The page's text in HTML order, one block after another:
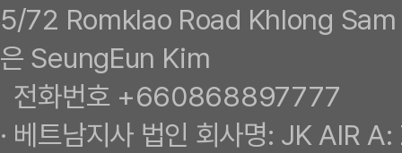
5/72 Romklao Road Khlong
은 SeungEun Kim
전화번호 +660868897777
· 베트남지사 법인 회사명: JK